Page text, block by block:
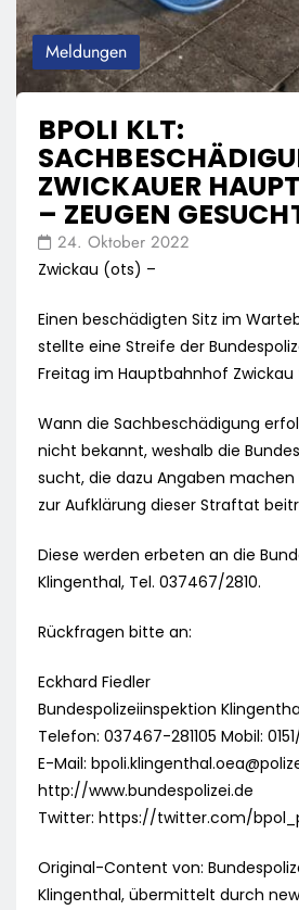
Meldungen
BPOLI KLT:
ZWICKAUER
– ZEUGEN
24. Oktober 2022
Zwickau (ots) –
Einen beschädigten Sitz im
stellte eine Streife der
Freitag im Hauptbahnhof Zwickau
Wann die Sachbeschädigung
nicht bekannt, weshalb die
sucht, die dazu Angaben machen
zur Aufklärung dieser Straftat
Diese werden erbeten an die
Klingenthal, Tel. 037467/2810.
Rückfragen bitte an:
Eckhard Fiedler
Bundespolizeiinspektion
Telefon: 037467-281105 Mobil:
E-Mail:
http://www.bundespolizei.de
Twitter: https://twitter.com/
Original-Content von:
Klingenthal, übermittelt durch